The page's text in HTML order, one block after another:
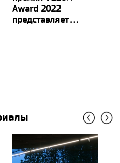
Award 2022
представляет...